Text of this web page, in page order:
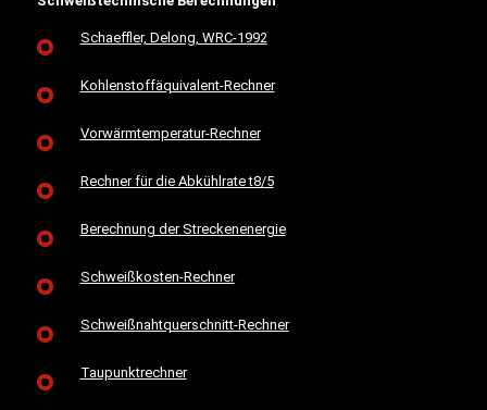
Schaeffler, Delong, WRC-1992
Kohlenstoffäquivalent-Rechner
Vorwärmtemperatur-Rechner
Rechner für die Abkühlrate t8/5
Berechnung der Streckenenergie
Schweißkosten-Rechner
Schweißnahtquerschnitt-Rechner
Taupunktrechner